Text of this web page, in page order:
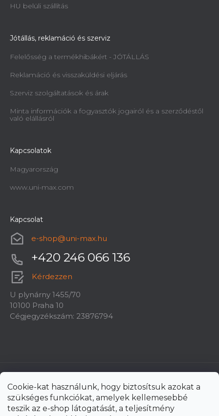
Cookie-kat használunk, hogy biztosítsuk azokat a
szükséges funkciókat, amelyek kellemesebbé
teszik az e-shop látogatását, a teljesítmény
HU belüli szállítás
Jótállás, reklamáció és szerviz
Felelősség a termékhibákért - JÓTÁLLÁS
Reklamáció és visszaküldési eljárás
Szerviz szolgáltatások és árak
Minta információk a fogyasztók jogairól és a szerződéstől
való elállásról
Kapcsolatok
Magyarország
www.uni-max.com
Kapcsolat
e-shop@uni-max.hu
+420 246 066 136
Kérdezzen
U plynárny 1455/70
10100 Praha 10
Cégjegyzékszám: 23876794